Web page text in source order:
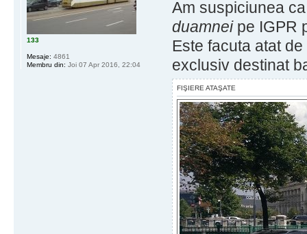
Am suspiciunea
duamneipe IGPR
Este facuta atat
exclusiv destinat
FIŞIERE ATAŞATE
133
Mesaje: 4861
Membru din: Joi 07 Apr 2016, 22:04